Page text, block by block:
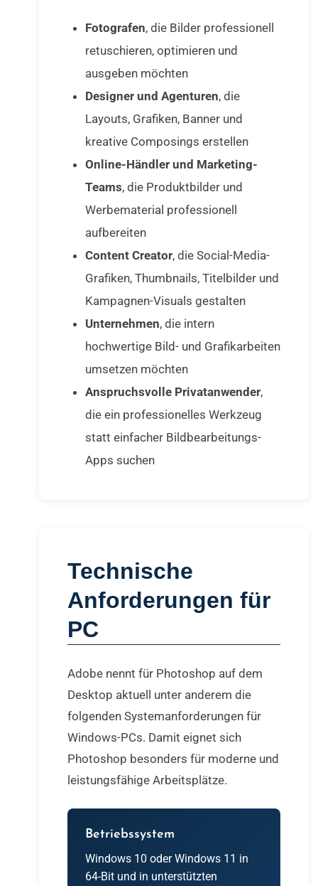
Fotografen, die Bilder professionell
retuschieren, optimieren und
ausgeben möchten
Designer und Agenturen, die
Layouts, Grafiken, Banner und
kreative Composings erstellen
Online-Händler und Marketing-
Teams, die Produktbilder und
Werbematerial professionell
aufbereiten
Content Creator, die Social-Media-
Grafiken, Thumbnails, Titelbilder und
Kampagnen-Visuals gestalten
Unternehmen, die intern
hochwertige Bild- und Grafikarbeiten
umsetzen möchten
Anspruchsvolle Privatanwender,
die ein professionelles Werkzeug
statt einfacher Bildbearbeitungs-
Apps suchen
Technische
Anforderungen für
PC
Adobe nennt für Photoshop auf dem
Desktop aktuell unter anderem die
folgenden Systemanforderungen für
Windows-PCs. Damit eignet sich
Photoshop besonders für moderne und
leistungsfähige Arbeitsplätze.
Betriebssystem
Windows 10 oder Windows 11 in
64-Bit und in unterstützten